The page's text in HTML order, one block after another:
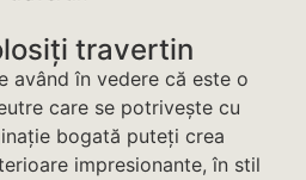
travertin
având în vedere că este o
care se potrivește cu
bogată puteți crea
impresionante, în stil